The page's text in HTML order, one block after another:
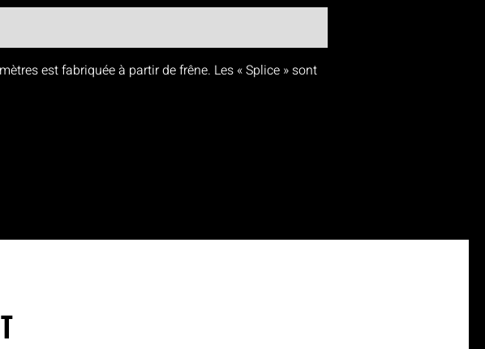
est fabriquée à partir de frêne. Les « Splice » sont